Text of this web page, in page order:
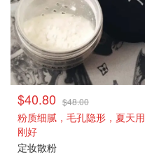
$40.80 $48.00
粉质细腻，毛孔隐形，夏天用
刚好
定妆散粉